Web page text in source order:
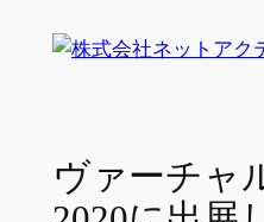
ヴァーチャ